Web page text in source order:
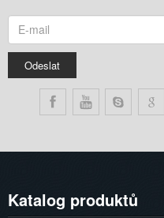
Katalog produktů